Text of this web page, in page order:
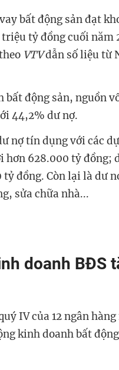
bất động sản đạt
tỷ đồng cuối năm
VTVdẫn số liệu từ
động sản, nguồn
44,2% dư nợ.
nợ tín dụng với các
628.000 tỷ đồng;
đồng. Còn lại là dư
sửa chữa nhà...
doanh BĐS
IV của 12 ngân
kinh doanh bất